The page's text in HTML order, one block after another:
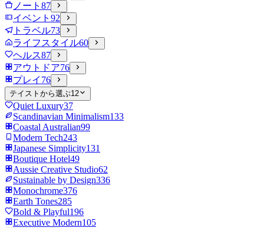
ノート 87
イベント 92
トラベル73
ライフスタイル60
ヘルス87
アウトドア76
プレイ 76
テイストから選ぶ12
Quiet Luxury37
Scandinavian Minimalism133
Coastal Australian99
Modern Tech243
Japanese Simplicity131
Boutique Hotel49
Aussie Creative Studio62
Sustainable by Design336
Monochrome376
Earth Tones285
Bold & Playful196
Executive Modern105